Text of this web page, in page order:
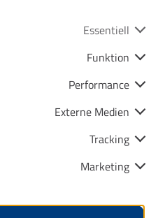
Impressum
Essentiell
Funktion
Performance
Externe Medien
Tracking
Marketing